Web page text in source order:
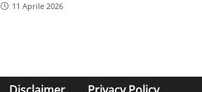
11 Aprile 2026